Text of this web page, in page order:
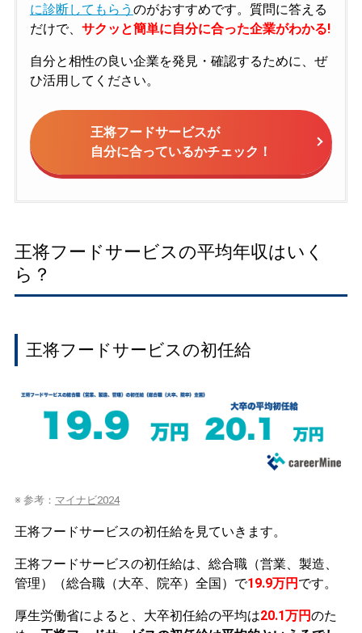
に診断してもらう のがおすすめです。質問に答える
だけで、 サクッと簡単に自分に合った企業がわかる!
自分と相性の良い企業を発見・確認するために、ぜ
ひ活用してください。
王将フードサービスが
自分に合っているかチェック！
王将フードサービスの平均年収はいく
ら？
王将フードサービスの初任給
※ 参考： マイナビ2024
王将フードサービスの初任給を見ていきます。
王将フードサービスの初任給は、総合職（営業、製造、
管理）（総合職（大卒、院卒）全国）で19.9万円 です。
厚生労働省によると、大卒初任給の平均は20.1万円のた